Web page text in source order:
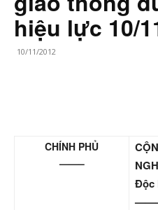
hiệu lực 10/
10/11/2012
CHÍNH PHỦ
——–
Độc